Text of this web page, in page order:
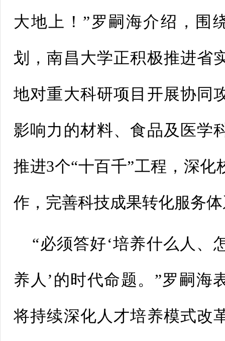
大地上！”罗嗣海介绍，围
划，南昌大学正积极推进省
地对重大科研项目开展协同
影响力的材料、食品及医学
推进3个“十百千”工程，深化
作，完善科技成果转化服务
“必须答好‘培养什么人、
养人’的时代命题。”罗嗣海
将持续深化人才培养模式改